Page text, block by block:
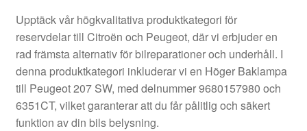
Kolla upp
Kontakt
Mitt konto
Upptäck vår högkvalitativa produktkategori för
reservdelar till Citroën och Peugeot, där vi erbjuder en
rad främsta alternativ för bilreparationer och underhåll. I
denna produktkategori inkluderar vi en Höger Baklampa
till Peugeot 207 SW, med delnummer 9680157980 och
6351CT, vilket garanterar att du får pålitlig och säkert
funktion av din bils belysning.